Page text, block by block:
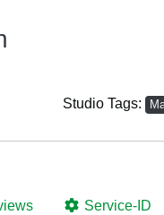
Studio Tags:
Service-ID